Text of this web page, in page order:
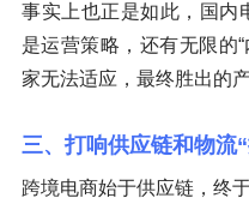
事实上也正是如此，国内
是运营策略，还有无限的
家无法适应，最终胜出的
三、打响供应链和物流
跨境电商始于供应链，终于